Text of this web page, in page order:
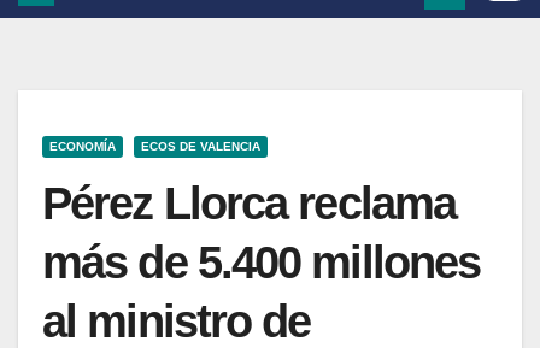
ECONOMÍA ECOS DE VALENCIA
Pérez Llorca reclama
más de 5.400 millones
al ministro de